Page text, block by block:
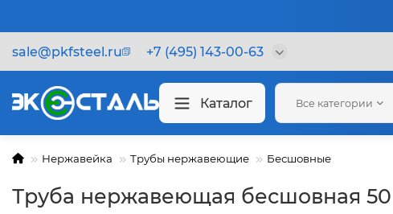
sale@pkfsteel.ru +7 (495) 143-00-63
Каталог Все категории
Нержавейка Трубы нержавеющие Бесшовные
Труба нержавеющая бесшовная